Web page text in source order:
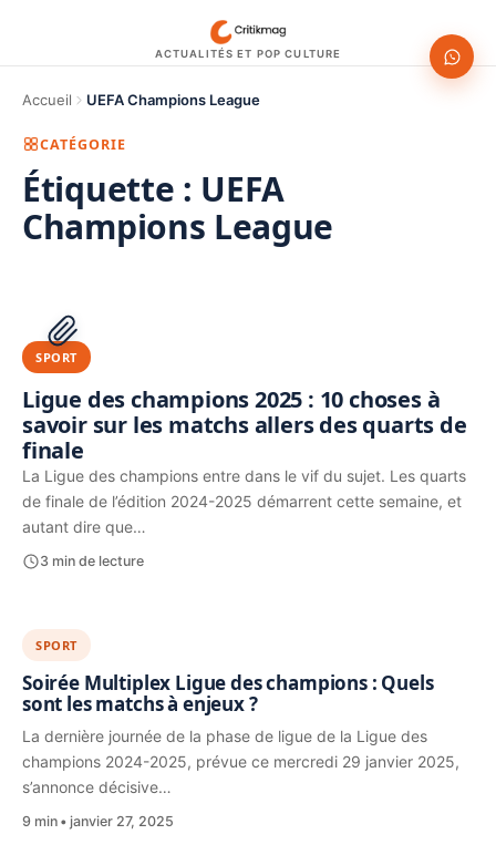
ACTUALITÉS ET POP CULTURE
Accueil UEFA Champions League
CATÉGORIE
Étiquette : UEFA
Champions League
PUBLICITÉ
SPORT
Ligue des champions 2025 : 10 choses à
savoir sur les matchs allers des quarts de
finale
La Ligue des champions entre dans le vif du sujet. Les quarts
de finale de l’édition 2024-2025 démarrent cette semaine, et
autant dire que…
3 min de lecture
SPORT
Soirée Multiplex Ligue des champions : Quels
sont les matchs à enjeux ?
La dernière journée de la phase de ligue de la Ligue des
champions 2024-2025, prévue ce mercredi 29 janvier 2025,
s’annonce décisive…
9 min janvier 27, 2025